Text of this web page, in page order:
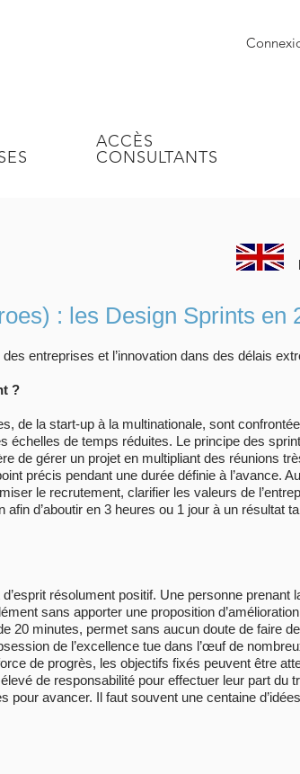
ACCÈS
CONSULTANTS
: les Design Sprints en
entreprises et l’innovation dans des délais
?
de la start-up à la multinationale, sont
échelles de temps réduites. Le principe des
de gérer un projet en multipliant des réunions
précis pendant une durée définie à l’avance.
le recrutement, clarifier les valeurs de
d’aboutir en 3 heures ou 1 jour à un résultat
résolument positif. Une personne prenant
sans apporter une proposition
20 minutes, permet sans aucun doute de faire
de l’excellence tue dans l’œuf de
de progrès, les objectifs fixés peuvent être
de responsabilité pour effectuer leur part du
avancer. Il faut souvent une centaine